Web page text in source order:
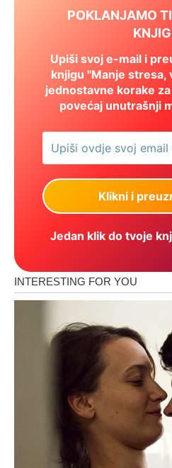
POKLANJAMO
Upiši svoj e-mail i
knjigu "Manje stresa,
jednostavne korake
povećaj unutrašnji
Jedan klik do tvoje